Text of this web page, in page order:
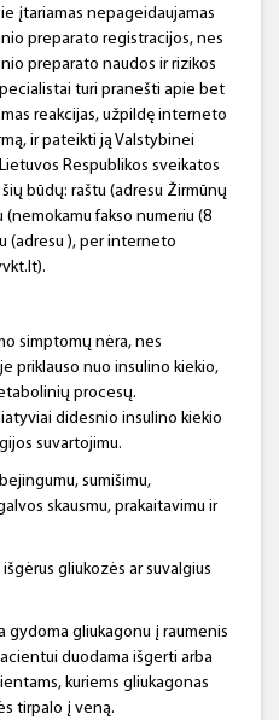
įtariamas nepageidaujamas
preparato registracijos, nes
preparato naudos ir rizikos
turi pranešti apie bet
reakcijas, užpildę interneto
ir pateikti ją Valstybinei
Respublikos sveikatos
būdų: raštu (adresu Žirmūnų
(nemokamu fakso numeriu (8
(adresu ), per interneto
simptomų nėra, nes
priklauso nuo insulino kiekio,
procesų.
didesnio insulino kiekio
suvartojimu.
sumišimu,
skausmu, prakaitavimu ir
gliukozės ar suvalgius
gydoma gliukagonu į raumenis
duodama išgerti arba
kuriems gliukagonas
tirpalo į veną.